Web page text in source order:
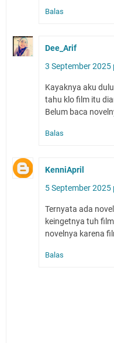
Balas
Dee_Arif
3 September 2025
Kayaknya aku
tahu klo film itu
Belum baca
Balas
KenniApril
5 September 2025
Ternyata ada
keingetnya tuh
novelnya karena
Balas